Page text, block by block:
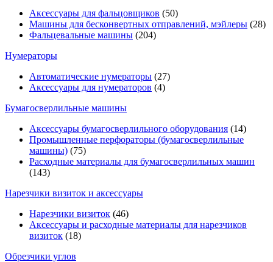
Аксессуары для фальцовщиков (50)
Машины для бесконвертных отправлений, мэйлеры (28)
Фальцевальные машины (204)
Нумераторы
Автоматические нумераторы (27)
Аксессуары для нумераторов (4)
Бумагосверлильные машины
Аксессуары бумагосверлильного оборудования (14)
Промышленные перфораторы (бумагосверлильные
машины) (75)
Расходные материалы для бумагосверлильных машин
(143)
Нарезчики визиток и аксессуары
Нарезчики визиток (46)
Аксессуары и расходные материалы для нарезчиков
визиток (18)
Обрезчики углов